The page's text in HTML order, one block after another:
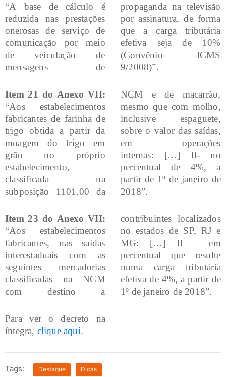
“A base de cálculo é
reduzida nas prestações
onerosas de serviço de
comunicação por meio
de veiculação de
mensagens de
propaganda na televisão
por assinatura, de forma
que a carga tributária
efetiva seja de 10%
(Convênio ICMS
9/2008)”.
Item 21 do Anexo VII:
“Aos estabelecimentos
fabricantes de farinha de
trigo obtida a partir da
moagem do trigo em
grão no próprio
estabelecimento,
classificada na
subposição 1101.00 da
NCM e de macarrão,
mesmo que com molho,
inclusive espaguete,
sobre o valor das saídas,
em operações
internas: […] II- no
percentual de 4%, a
partir de 1º de janeiro de
2018”.
Item 23 do Anexo VII:
“Aos estabelecimentos
fabricantes, nas saídas
interestaduais com as
seguintes mercadorias
classificadas na NCM
com destino a
contribuintes localizados
no estados de SP, RJ e
MG: […] II – em
percentual que resulte
numa carga tributária
efetiva de 4%, a partir de
1º de janeiro de 2018”.
Para ver o decreto na
íntegra, clique aqui.
Tags: Destaque Dicas